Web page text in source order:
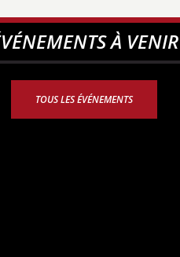
À VENIR
TOUS LES ÉVÉNEMENTS